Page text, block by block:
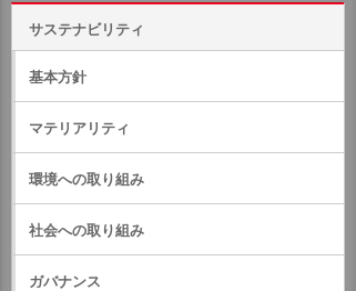
サステナビリティ
基本方針
マテリアリティ
環境への取り組み
社会への取り組み
ガバナンス